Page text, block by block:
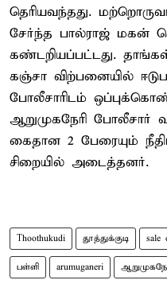
தெரியவந்தது.
சேர்ந்த பால்ராஜ் மகன்
கண்டறியப்பட்டது.
கஞ்சா விற்பனையில்
போலீசாரிடம்
ஆறுமுகநேரி போலீசார்
கைதான 2 பேரையும்
சிறையில் அடைத்தனர்.
Thoothukudi தூத்துக்குடி sale
பள்ளி arumuganeri